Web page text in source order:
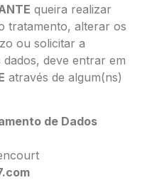
queira realizar
tratamento, alterar os
ou solicitar a
deve entrar em
através de algum(ns)
de Dados